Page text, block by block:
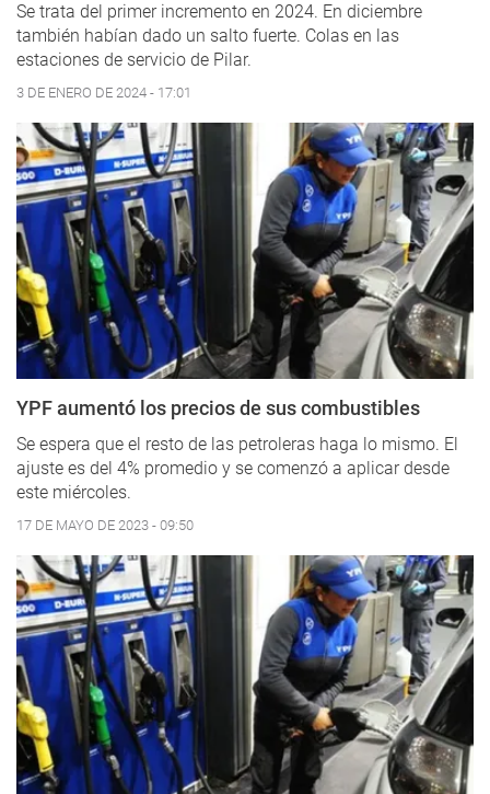
Se trata del primer incremento en 2024. En diciembre
también habían dado un salto fuerte. Colas en las
estaciones de servicio de Pilar.
3 DE ENERO DE 2024 - 17:01
YPF aumentó los precios de sus combustibles
Se espera que el resto de las petroleras haga lo mismo. El
ajuste es del 4% promedio y se comenzó a aplicar desde
este miércoles.
17 DE MAYO DE 2023 - 09:50